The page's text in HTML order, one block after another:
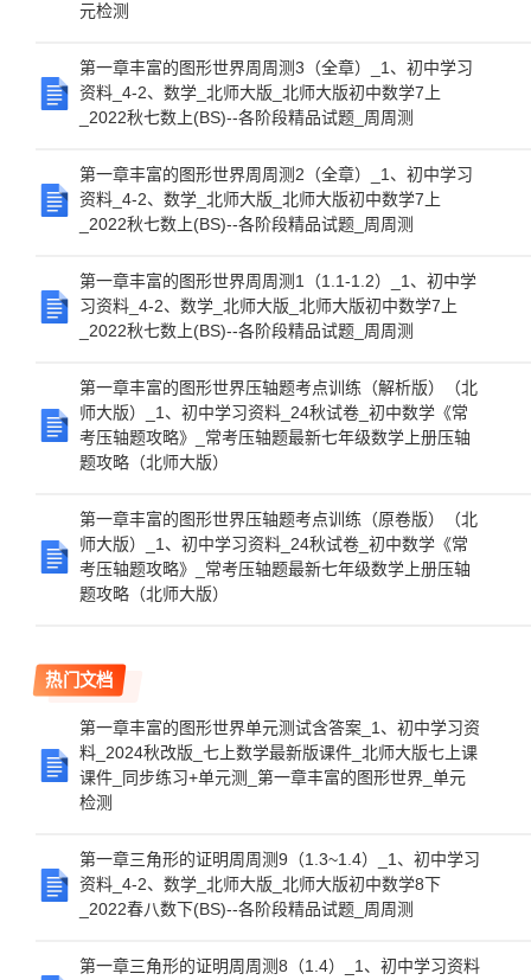
元检测
第一章丰富的图形世界周周测3（全章）_1、初中学习
资料_4-2、数学_北师大版_北师大版初中数学7上
_2022秋七数上(BS)--各阶段精品试题_周周测
第一章丰富的图形世界周周测2（全章）_1、初中学习
资料_4-2、数学_北师大版_北师大版初中数学7上
_2022秋七数上(BS)--各阶段精品试题_周周测
第一章丰富的图形世界周周测1（1.1-1.2）_1、初中学
习资料_4-2、数学_北师大版_北师大版初中数学7上
_2022秋七数上(BS)--各阶段精品试题_周周测
第一章丰富的图形世界压轴题考点训练（解析版）（北
师大版）_1、初中学习资料_24秋试卷_初中数学《常
考压轴题攻略》_常考压轴题最新七年级数学上册压轴
题攻略（北师大版）
第一章丰富的图形世界压轴题考点训练（原卷版）（北
师大版）_1、初中学习资料_24秋试卷_初中数学《常
考压轴题攻略》_常考压轴题最新七年级数学上册压轴
题攻略（北师大版）
热门文档
第一章丰富的图形世界单元测试含答案_1、初中学习资
料_2024秋改版_七上数学最新版课件_北师大版七上课
课件_同步练习+单元测_第一章丰富的图形世界_单元
检测
第一章三角形的证明周周测9（1.3~1.4）_1、初中学习
资料_4-2、数学_北师大版_北师大版初中数学8下
_2022春八数下(BS)--各阶段精品试题_周周测
第一章三角形的证明周周测8（1.4）_1、初中学习资料